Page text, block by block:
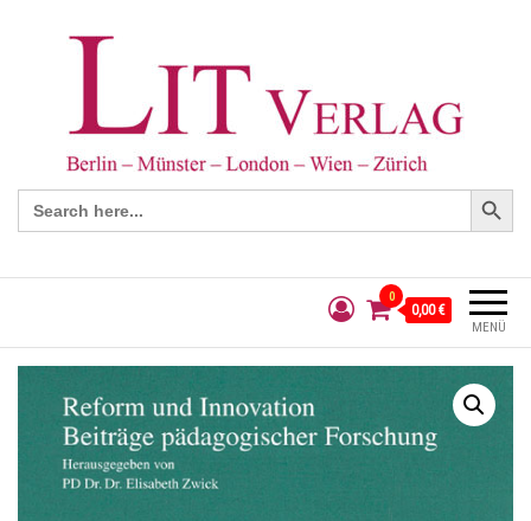
Search
for:
Search Button
MENÜ
0
0,00 €